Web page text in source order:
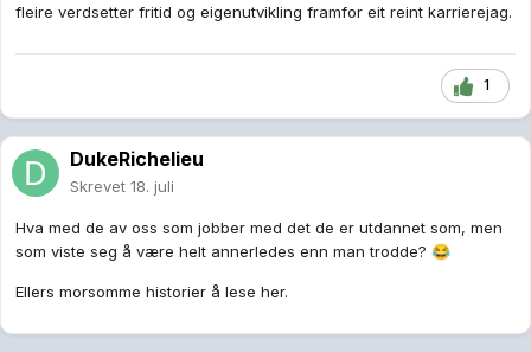
fleire verdsetter fritid og eigenutvikling framfor eit reint karrierejag.
1
DukeRichelieu
Skrevet 18. juli
Hva med de av oss som jobber med det de er utdannet som, men
som viste seg å være helt annerledes enn man trodde? 😂
Ellers morsomme historier å lese her.